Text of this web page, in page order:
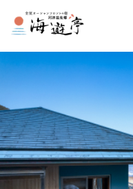
てコンテンツに移動する